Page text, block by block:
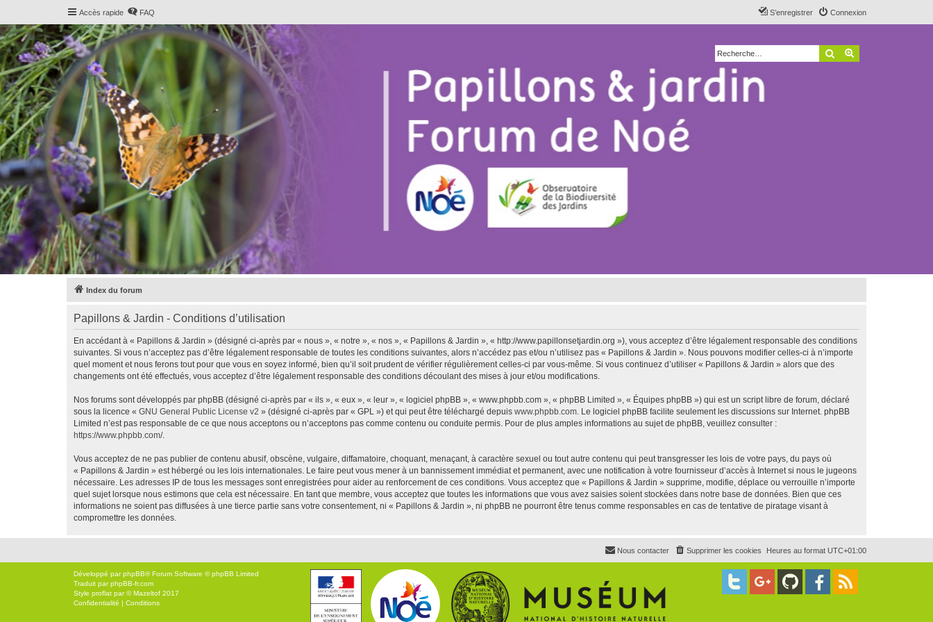
Accès rapide FAQ Connexion
S’enregistrer
Rechercher
Index du forum
Papillons & Jardin - Conditions d’utilisation
En accédant à « Papillons & Jardin » (désigné ci-après par « nous », « notre », « nos », « Papillons & Jardin », « http://www.papillonsetjardin.org »), vous acceptez d’être légalement responsable des conditions
suivantes. Si vous n’acceptez pas d’être légalement responsable de toutes les conditions suivantes, alors n’accédez pas et/ou n’utilisez pas « Papillons & Jardin ». Nous pouvons modifier celles-ci à n’importe
quel moment et nous ferons tout pour que vous en soyez informé, bien qu’il soit prudent de vérifier régulièrement celles-ci par vous-même. Si vous continuez d’utiliser « Papillons & Jardin » alors que des
changements ont été effectués, vous acceptez d’être légalement responsable des conditions découlant des mises à jour et/ou modifications.
Nos forums sont développés par phpBB (désigné ci-après par « ils », « eux », « leur », « logiciel phpBB », « www.phpbb.com », « phpBB Limited », « Équipes phpBB ») qui est un script libre de forum, déclaré
sous la licence « GNU General Public License v2 » (désigné ci-après par « GPL ») et qui peut être téléchargé depuis www.phpbb.com. Le logiciel phpBB facilite seulement les discussions sur Internet. phpBB
Limited n’est pas responsable de ce que nous acceptons ou n’acceptons pas comme contenu ou conduite permis. Pour de plus amples informations au sujet de phpBB, veuillez consulter :
https://www.phpbb.com/.
Vous acceptez de ne pas publier de contenu abusif, obscène, vulgaire, diffamatoire, choquant, menaçant, à caractère sexuel ou tout autre contenu qui peut transgresser les lois de votre pays, du pays où
« Papillons & Jardin » est hébergé ou les lois internationales. Le faire peut vous mener à un bannissement immédiat et permanent, avec une notification à votre fournisseur d’accès à Internet si nous le jugeons
nécessaire. Les adresses IP de tous les messages sont enregistrées pour aider au renforcement de ces conditions. Vous acceptez que « Papillons & Jardin » supprime, modifie, déplace ou verrouille n’importe
quel sujet lorsque nous estimons que cela est nécessaire. En tant que membre, vous acceptez que toutes les informations que vous avez saisies soient stockées dans notre base de données. Bien que ces
informations ne soient pas diffusées à une tierce partie sans votre consentement, ni « Papillons & Jardin », ni phpBB ne pourront être tenus comme responsables en cas de tentative de piratage visant à
compromettre les données.
Heures au format UTC+01:00
Supprimer les cookies
Nous contacter
Développé parphpBB® Forum Software © phpBB Limited
Traduit parphpBB-fr.com
Style proflat par ©Mazeltof 2017
Confidentialité | Conditions